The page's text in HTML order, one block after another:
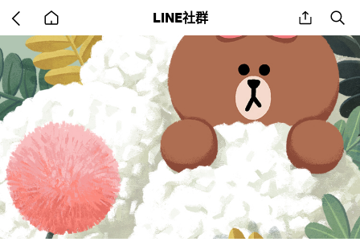
back
to
home
LINE社群 share